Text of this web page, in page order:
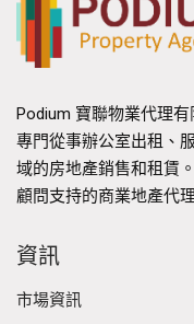
Podium 寶聯物業代理
專門從事辦公室出租、
域的房地產銷售和租賃
顧問支持的商業地產代
資訊
市場資訊